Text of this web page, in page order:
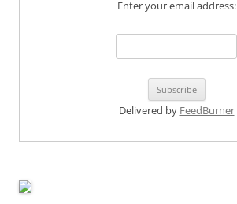
Enter your email address:
Delivered by FeedBurner